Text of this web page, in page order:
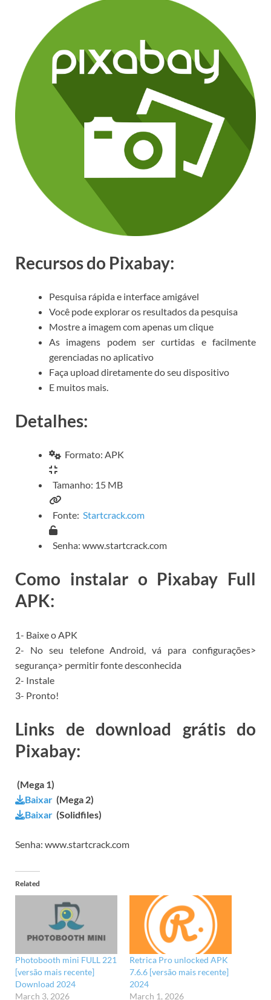
Recursos do Pixabay:
Pesquisa rápida e interface amigável
Você pode explorar os resultados da pesquisa
Mostre a imagem com apenas um clique
As imagens podem ser curtidas e facilmente
gerenciadas no aplicativo
Faça upload diretamente do seu dispositivo
E muitos mais.
Detalhes:
Formato: APK
Tamanho: 15 MB
Fonte: Startcrack.com
Senha: www.startcrack.com
Como instalar o Pixabay Full
APK:
1- Baixe o APK
2- No seu telefone Android, vá para configurações>
segurança> permitir fonte desconhecida
2- Instale
3- Pronto!
Links de download grátis do
Pixabay:
(Mega 1)
Baixar (Mega 2)
Baixar (Solidfiles)
Senha: www.startcrack.com
Related
Photobooth mini FULL 221
[versão mais recente]
Download 2024
March 3, 2026
Retrica Pro unlocked APK
7.6.6 [versão mais recente]
2024
March 1, 2026